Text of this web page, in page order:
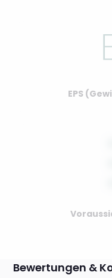
EPS
Bewertungen &